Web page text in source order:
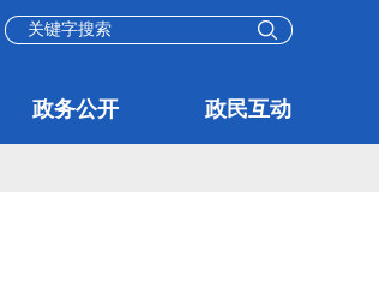
政务公开 政民互动